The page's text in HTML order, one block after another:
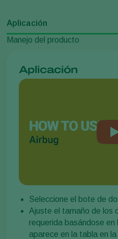
Aplicación
Manejo del producto
Aplicación
Seleccione el bote de
Ajuste el tamaño de los
requerida basándose en
aparece en la tabla en